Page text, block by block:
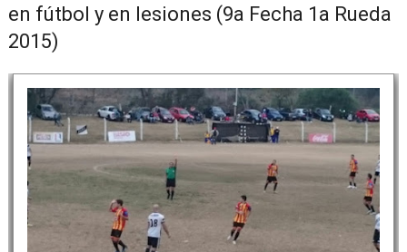
en fútbol y en lesiones (9a Fecha 1a Rueda
2015)